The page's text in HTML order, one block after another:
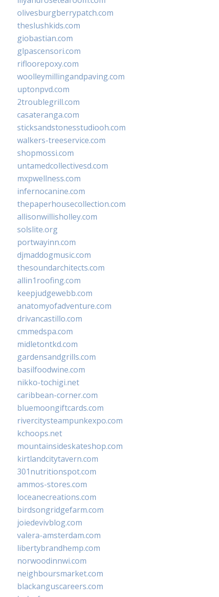
olivesburgberrypatch.com
theslushkids.com
giobastian.com
glpascensori.com
rifloorepoxy.com
woolleymillingandpaving.com
uptonpvd.com
2troublegrill.com
casateranga.com
sticksandstonesstudiooh.com
walkers-treeservice.com
shopmossi.com
untamedcollectivesd.com
mxpwellness.com
infernocanine.com
thepaperhousecollection.com
allisonwillisholley.com
solslite.org
portwayinn.com
djmaddogmusic.com
thesoundarchitects.com
allin1roofing.com
keepjudgewebb.com
anatomyofadventure.com
drivancastillo.com
cmmedspa.com
midletontkd.com
gardensandgrills.com
basilfoodwine.com
nikko-tochigi.net
caribbean-corner.com
bluemoongiftcards.com
rivercitysteampunkexpo.com
kchoops.net
mountainsideskateshop.com
kirtlandcitytavern.com
301nutritionspot.com
ammos-stores.com
loceanecreations.com
birdsongridgefarm.com
joiedevivblog.com
valera-amsterdam.com
libertybrandhemp.com
norwoodinnwi.com
neighboursmarket.com
blackanguscareers.com